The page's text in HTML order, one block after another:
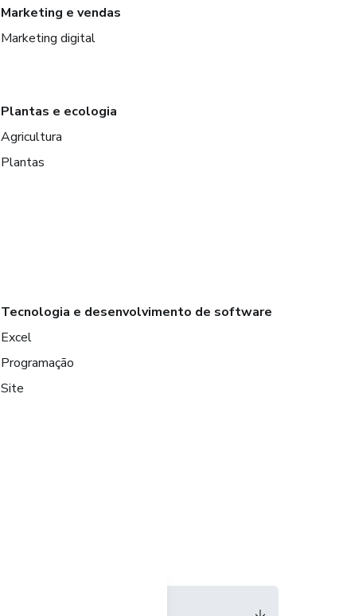
Marketing e vendas
Marketing digital
Plantas e ecologia
Agricultura
Plantas
Tecnologia e desenvolvimento de software
Excel
Programação
Site